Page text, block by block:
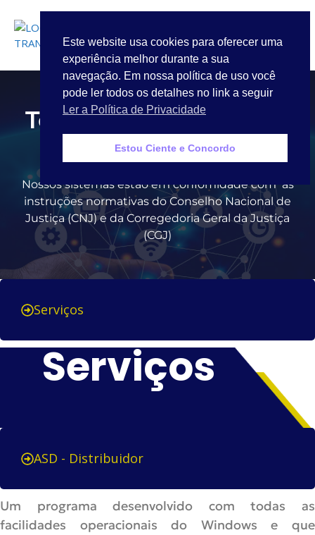
Temos a solução para
você
Nossos sistemas estão em confomidade com as
instruções normativas do Conselho Nacional de
Justiça (CNJ) e da Corregedoria Geral da Justiça
(CGJ)
Serviços
Serviços
ASD - Distribuidor
Um programa desenvolvido com todas as
facilidades operacionais do Windows e que
Este website usa cookies para oferecer uma
experiência melhor durante a sua
navegação. Em nossa política de uso você
pode ler todos os detalhes no link a seguir
Ler a Política de Privacidade
Estou Ciente e Concordo